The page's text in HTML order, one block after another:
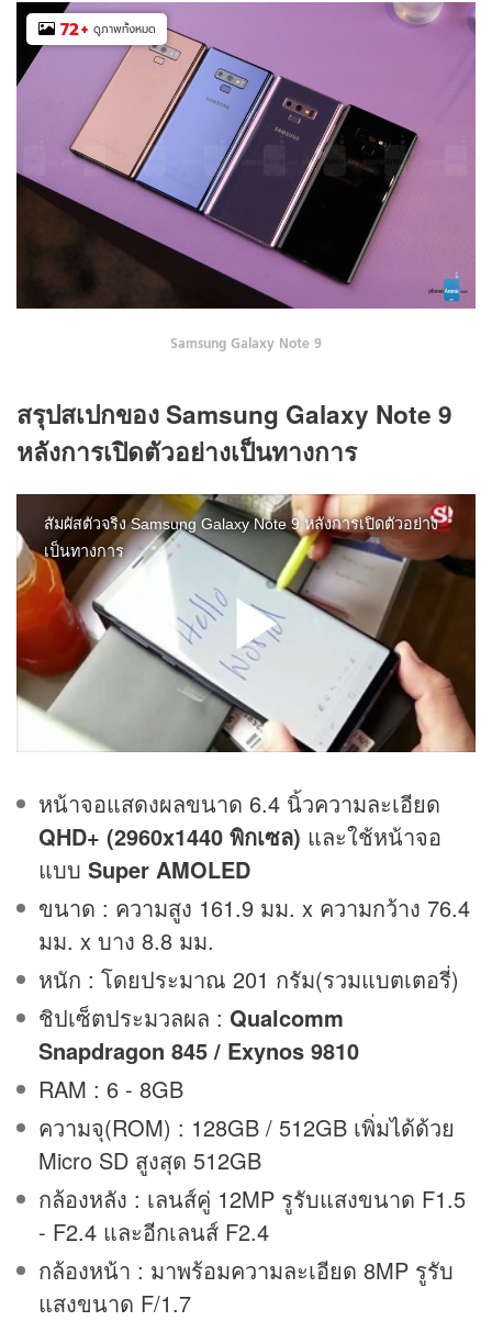
72+ ดูภาพทั้งหมด
Samsung Galaxy Note 9
สรุปสเปกของ Samsung Galaxy Note 9
หลังการเปิดตัวอย่างเป็นทางการ
หน้าจอแสดงผลขนาด 6.4 นิ้วความละเอียด
QHD+ (2960x1440 พิกเซล) และใช้หน้าจอ
แบบ Super AMOLED
ขนาด : ความสูง 161.9 มม. x ความกว้าง 76.4
มม. x บาง 8.8 มม.
หนัก : โดยประมาณ 201 กรัม(รวมแบตเตอรี่)
ชิปเซ็ตประมวลผล : Qualcomm
Snapdragon 845 / Exynos 9810
RAM : 6 - 8GB
ความจุ(ROM) : 128GB / 512GB เพิ่มได้ด้วย
Micro SD สูงสุด 512GB
กล้องหลัง : เลนส์คู่ 12MP รูรับแสงขนาด F1.5
- F2.4 และอีกเลนส์ F2.4
กล้องหน้า : มาพร้อมความละเอียด 8MP รูรับ
แสงขนาด F/1.7